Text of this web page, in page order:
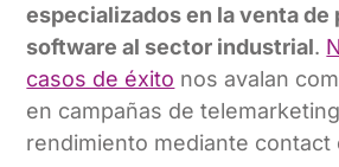
especializados en la venta de
software al sector industrial.
casos de éxito nos avalan
en campañas de
rendimiento mediante contact